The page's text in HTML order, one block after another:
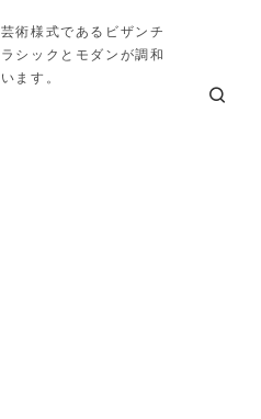
術様式であるビザンチ
シックとモダンが調和
ます。